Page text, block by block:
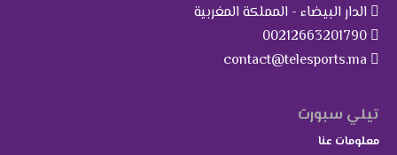
الدار البيضاء - المملكة المغربية
00212663201790
contact@telesports.ma
تيلي سبورت
معلومات عنا